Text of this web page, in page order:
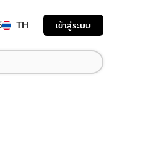
TH เข้าสู่ระบบ